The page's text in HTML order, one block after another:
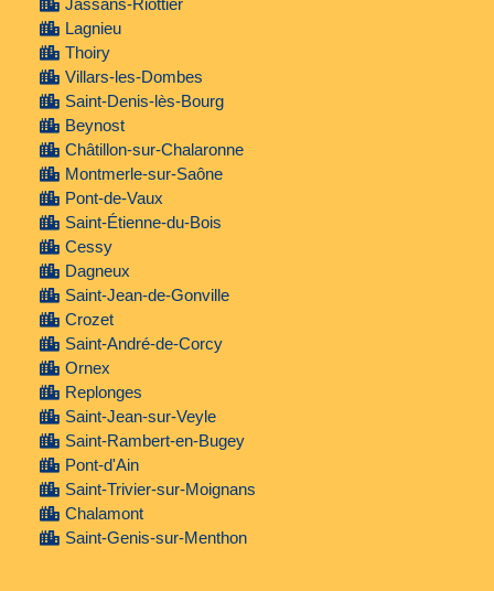
Jassans-Riottier
Lagnieu
Thoiry
Villars-les-Dombes
Saint-Denis-lès-Bourg
Beynost
Châtillon-sur-Chalaronne
Montmerle-sur-Saône
Pont-de-Vaux
Saint-Étienne-du-Bois
Cessy
Dagneux
Saint-Jean-de-Gonville
Crozet
Saint-André-de-Corcy
Ornex
Replonges
Saint-Jean-sur-Veyle
Saint-Rambert-en-Bugey
Pont-d'Ain
Saint-Trivier-sur-Moignans
Chalamont
Saint-Genis-sur-Menthon